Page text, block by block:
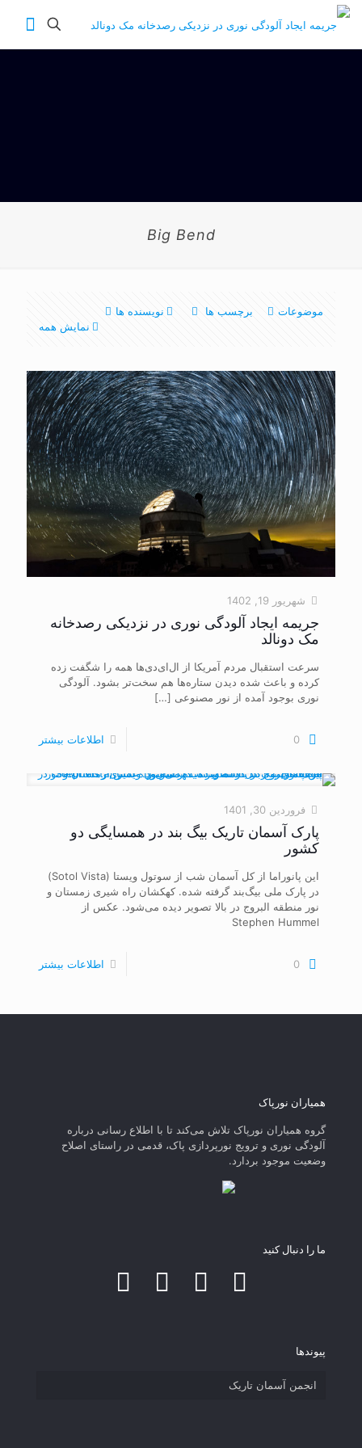
Big Bend
موضوعات برچسب ها
نویسنده ها
نمایش همه
شهریور 19, 1402
جریمه ایجاد آلودگی نوری در نزدیکی رصدخانه
مک دونالد
سرعت استقبال مردم آمریکا از ال‌ای‌دی‌ها همه را شگفت زده
کرده و باعث شده دیدن ستاره‌ها هم سخت‌تر بشود. آلودگی
نوری بوجود آمده از نور مصنوعی […]
0 اطلاعات بیشتر
فروردین 30, 1401
پارک آسمان تاریک بیگ بند در همسایگی دو
کشور
این پانوراما از کل آسمان شب از سوتول ویستا (Sotol Vista)
در پارک ملی بیگ‌بند گرفته شده. کهکشان راه شیری زمستان و
نور منطقه البروج در بالا تصویر دیده می‌شود. عکس از
Stephen Hummel
0 اطلاعات بیشتر
همیاران نورپاک
گروه همیاران نورپاک تلاش می‌کند تا با اطلاع رسانی درباره
آلودگی نوری و ترویج نورپردازی پاک، قدمی در راستای‌ اصلاح
وضعیت موجود بردارد.
ما را دنبال کنید
پیوند‌ها
انجمن آسمان تاریک